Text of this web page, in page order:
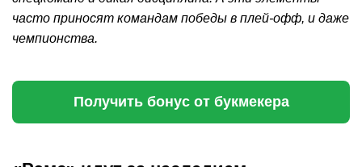
часто приносят командам победы в плей-офф, и даже
чемпионства.
Получить бонус от букмекера